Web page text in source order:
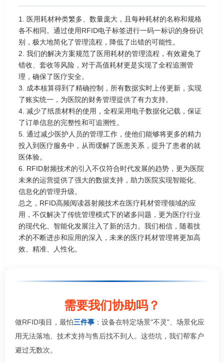
1. 医用耗材种类繁多、数量庞大，且每种耗材的名称和规格
各不相同。通过使用RFID电子标签进行一码一标识的身份识
别，极大地简化了管理流程，降低了出错的可能性。
2. 我们的解决方案规范了医用耗材的管理流程，有效避免了
错收、套收等风险，对于高值耗材更是实现了全程追溯管
理，确保了医疗安全。
3. 成本核算得到了精确控制，所有数据实时上传更新，实现
了账实统一，为医院的财务管理提供了有力支持。
4. 减少了纸质材料的使用，全程采用电子数据化记载，保证
了订单信息的完整性和可追溯性。
5. 通过减少医护人员的管理工作，使他们能够将更多的精力
投入到医疗服务中，从而缓解了医患关系，提升了患者的就
医体验。
6. RFID射频技术的引入不仅符合时代发展的趋势，更为医院
未来的运营提供了强大的数据支持，助力医院实现智能化、
信息化的管理升级。
总之，RFID高频阅读器射频技术在医疗耗材管理领域的应
用，不仅解决了传统管理模式下的诸多问题，更为医疗行业
的现代化、智能化发展注入了新的活力。我们相信，随着技
术的不断进步和应用的深入，未来的医疗耗材管理将更加高
效、精准、人性化。
需要我们协助吗？
做RFID项目，最怕三件事 ：设备在特定场景"不灵"、场景化应
用无法落地、技术支持与售后找不到人。这些坑，我们帮客户
避过无数次。